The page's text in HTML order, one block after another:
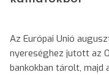
Az Európai Unió
nyereséghez jutott az
bankokban tárolt, majd